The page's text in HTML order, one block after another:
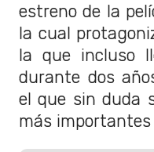
estreno de la
la cual
la que incluso
durante dos
el que sin duda
más importantes